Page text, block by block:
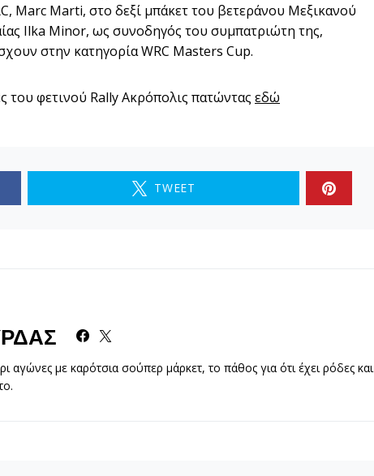
Marc Marti, στο δεξί μπάκετ του βετεράνου Μεξικανού
Ilka Minor, ως συνοδηγός του συμπατριώτη της,
στην κατηγορία WRC Masters Cup.
του φετινού Rally Ακρόπολις πατώντας εδώ
TWEET
αγώνες με καρότσια σούπερ μάρκετ, το πάθος για ότι έχει ρόδες και